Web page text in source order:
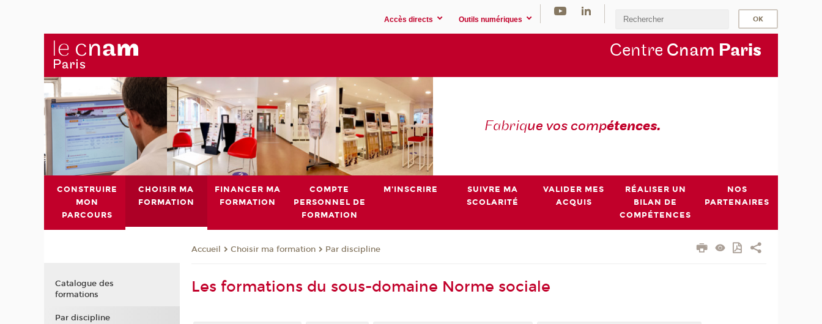
Accès directs Outils numériques
Centre Cnam Paris
Fabrique vos compétences.
CONSTRUIRE
MON
PARCOURS
CHOISIR MA
FORMATION
FINANCER MA
FORMATION
COMPTE
PERSONNEL DE
FORMATION
M'INSCRIRE
SUIVRE MA
SCOLARITÉ
VALIDER MES
ACQUIS
RÉALISER UN
BILAN DE
COMPÉTENCES
NOS
PARTENAIRES
Accueil Choisir ma formation Par discipline
Les formations du sous-domaine Norme sociale
Catalogue des
formations
Par discipline